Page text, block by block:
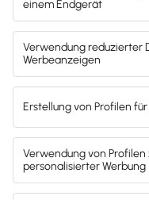
Jetzt anmelden
Mach's dir leicht und gib
entscheidenden Push –